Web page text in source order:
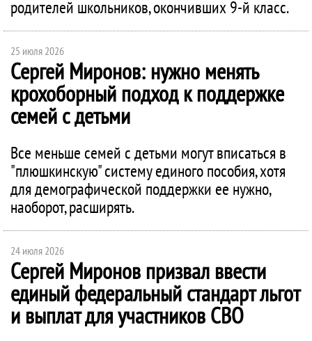
родителей школьников, окончивших 9-й класс.
25 июля 2026
Сергей Миронов: нужно менять
крохоборный подход к поддержке
семей с детьми
Все меньше семей с детьми могут вписаться в
"плюшкинскую" систему единого пособия, хотя
для демографической поддержки ее нужно,
наоборот, расширять.
24 июля 2026
Сергей Миронов призвал ввести
единый федеральный стандарт льгот
и выплат для участников СВО